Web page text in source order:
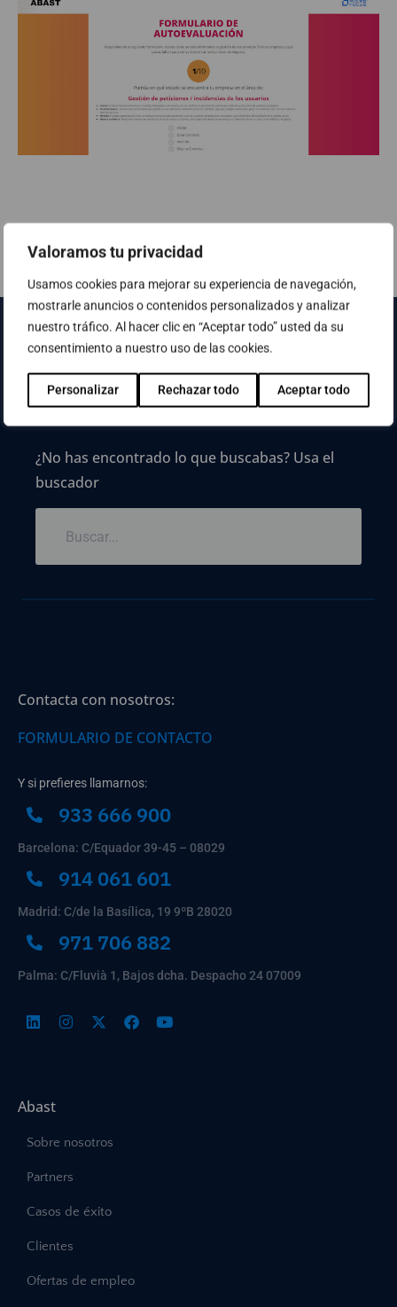
Valoramos tu privacidad
Usamos cookies para mejorar su experiencia de navegación,
mostrarle anuncios o contenidos personalizados y analizar
nuestro tráfico. Al hacer clic en “Aceptar todo” usted da su
consentimiento a nuestro uso de las cookies.
Personalizar Rechazar todo Aceptar todo
¿No has encontrado lo que buscabas? Usa el
buscador
Contacta con nosotros:
FORMULARIO DE CONTACTO
Y si prefieres llamarnos:
933 666 900
Barcelona: C/Equador 39-45 – 08029
914 061 601
Madrid: C/de la Basílica, 19 9ºB 28020
971 706 882
Palma: C/Fluvià 1, Bajos dcha. Despacho 24 07009
Abast
Sobre nosotros
Partners
Casos de éxito
Clientes
Ofertas de empleo